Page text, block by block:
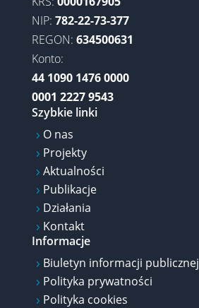
NIP: 782-22-73-377
REGON: 634500631
Konto:
44 1090 1476 0000
0001 2227 9543
Szybkie linki
5 O nas
5 Projekty
5 Aktualności
5 Publikacje
5 Działania
5 Kontakt
Informacje
5 Biuletyn informacji publicznej
5 Polityka prywatności
5 Polityka cookies